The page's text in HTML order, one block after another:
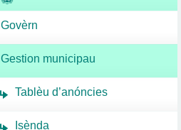
Govèrn
Gestion municipau
Tablèu d’anóncies
Isènda